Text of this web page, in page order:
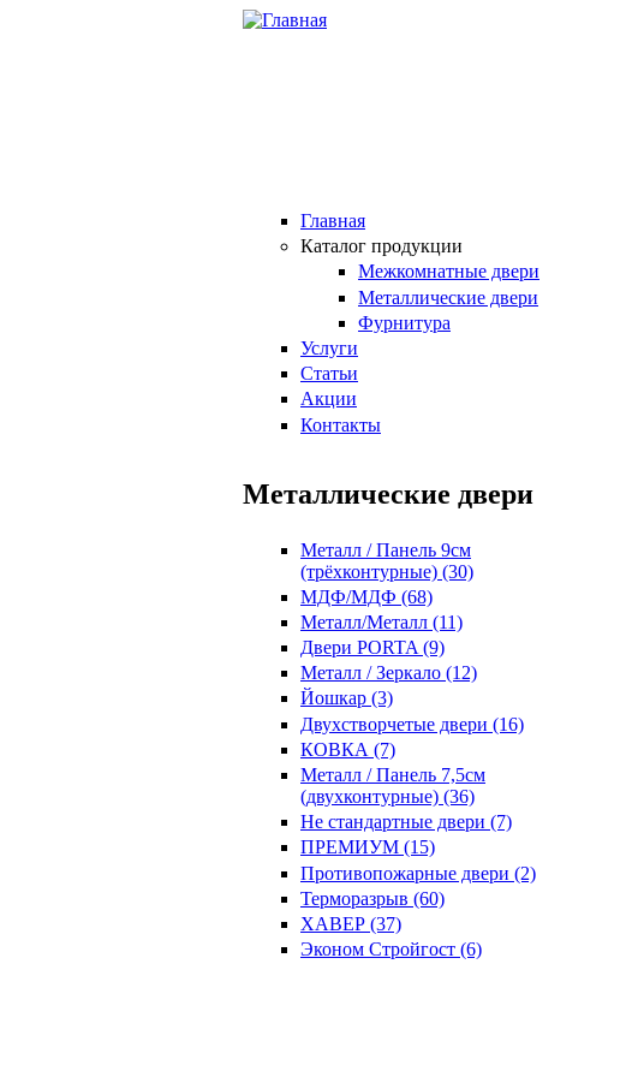
Перейти к основному содержанию
Главная
Каталог продукции
Межкомнатные двери
Металлические двери
Фурнитура
Услуги
Статьи
Акции
Контакты
Металлические двери
Металл / Панель 9см
(трёхконтурные) (30)
МДФ/МДФ (68)
Металл/Металл (11)
Двери PORTA (9)
Металл / Зеркало (12)
Йошкар (3)
Двухстворчетые двери (16)
КОВКА (7)
Металл / Панель 7,5см
(двухконтурные) (36)
Не стандартные двери (7)
ПРЕМИУМ (15)
Противопожарные двери (2)
Терморазрыв (60)
ХАВЕР (37)
Эконом Стройгост (6)